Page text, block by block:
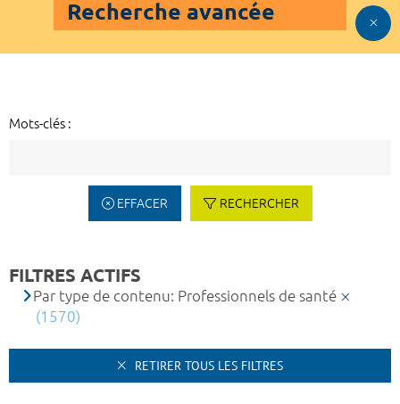
Recherche avancée
Mots-clés :
EFFACER RECHERCHER
FILTRES ACTIFS
Par type de contenu: Professionnels de santé
(1570)
RETIRER TOUS LES FILTRES